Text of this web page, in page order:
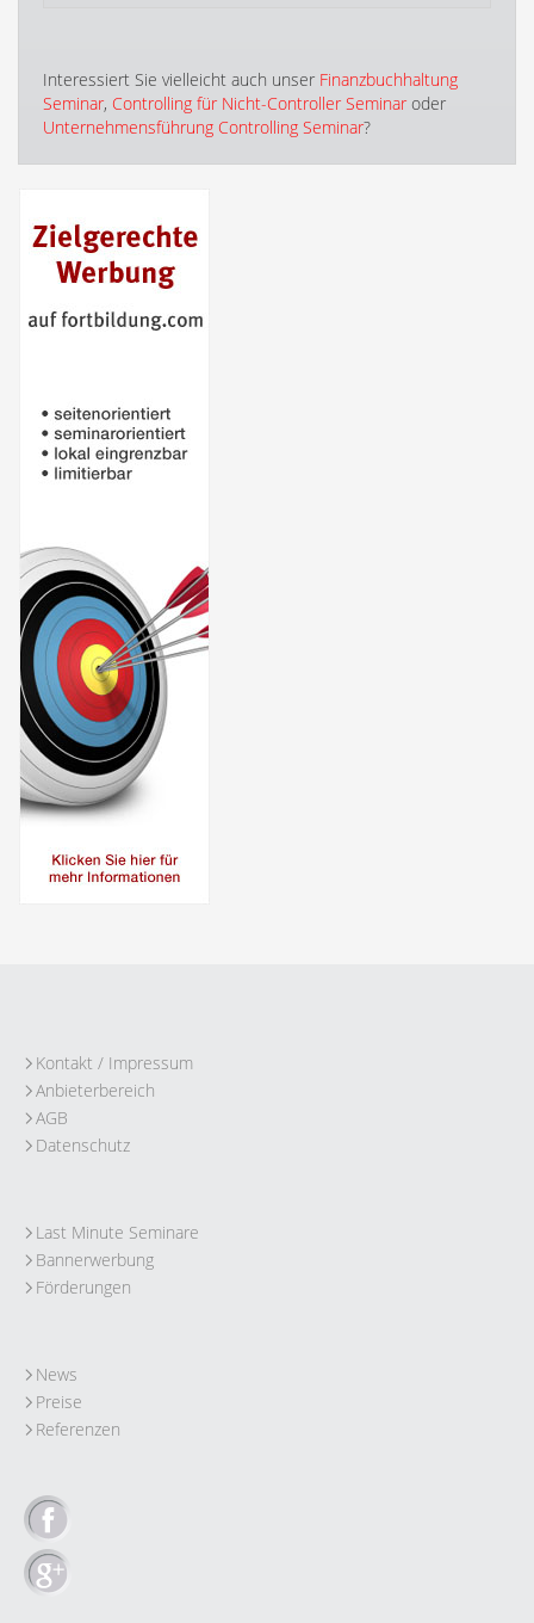
Interessiert Sie vielleicht auch unser Finanzbuchhaltung
Seminar, Controlling für Nicht-Controller Seminar oder
Unternehmensführung Controlling Seminar?
Kontakt / Impressum
Anbieterbereich
AGB
Datenschutz
Last Minute Seminare
Bannerwerbung
Förderungen
News
Preise
Referenzen